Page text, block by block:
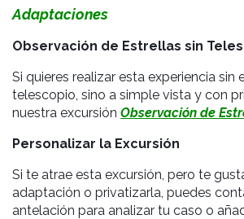
Adaptaciones
Observación de Estrellas sin
Si quieres realizar esta experiencia sin
telescopio, sino a simple vista y con
nuestra excursión Observación de
Personalizar la Excursión
Si te atrae esta excursión, pero te
adaptación o privatizarla, puedes
antelación para analizar tu caso o